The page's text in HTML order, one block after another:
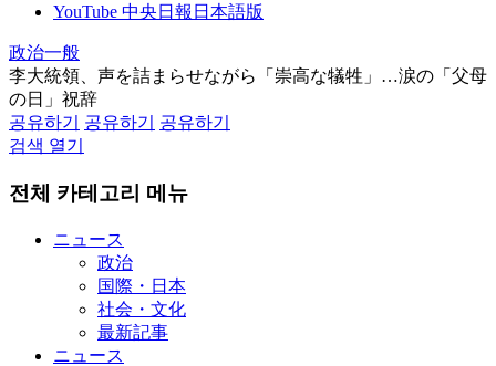
YouTube 中央日報日本語版
政治一般
李大統領、声を詰まらせながら「崇高な犠牲」…涙の「父母
の日」祝辞
공유하기
공유하기
공유하기
검색 열기
전체 카테고리 메뉴
ニュース
政治
国際・日本
社会・文化
最新記事
ニュース